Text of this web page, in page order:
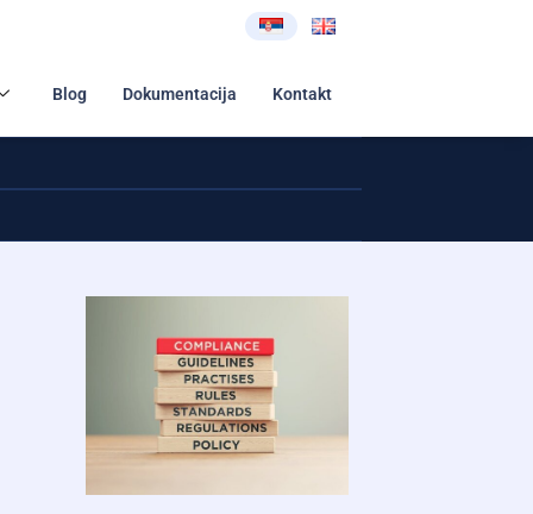
Blog Dokumentacija Kontakt